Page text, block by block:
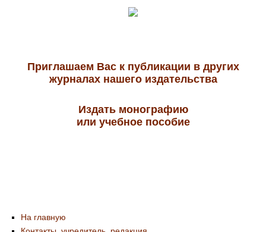
Приглашаем Вас к публикации в других
журналах нашего издательства
Издать монографию
или учебное пособие
На главную